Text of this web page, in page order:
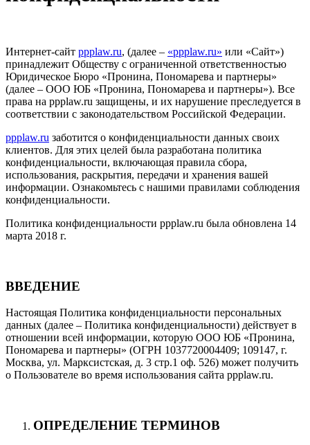
Интернет-сайт ppplaw.ru, (далее – «ppplaw.ru» или «Сайт»)
принадлежит Обществу с ограниченной ответственностью
Юридическое Бюро «Пронина, Пономарева и партнеры»
(далее – ООО ЮБ «Пронина, Пономарева и партнеры»). Все
права на ppplaw.ru защищены, и их нарушение преследуется в
соответствии с законодательством Российской Федерации.
ppplaw.ru заботится о конфиденциальности данных своих
клиентов. Для этих целей была разработана политика
конфиденциальности, включающая правила сбора,
использования, раскрытия, передачи и хранения вашей
информации. Ознакомьтесь с нашими правилами соблюдения
конфиденциальности.
Политика конфиденциальности ppplaw.ru была обновлена 14
марта 2018 г.
ВВЕДЕНИЕ
Настоящая Политика конфиденциальности персональных
данных (далее – Политика конфиденциальности) действует в
отношении всей информации, которую ООО ЮБ «Пронина,
Пономарева и партнеры» (ОГРН 1037720004409; 109147, г.
Москва, ул. Марксистская, д. 3 стр.1 оф. 526) может получить
о Пользователе во время использования сайта ppplaw.ru.
ОПРЕДЕЛЕНИЕ ТЕРМИНОВ